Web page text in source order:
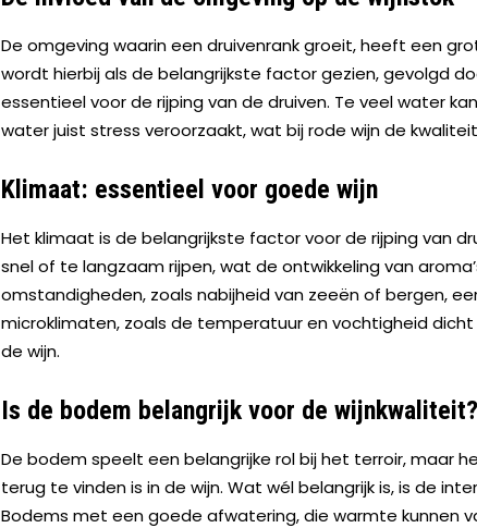
De omgeving waarin een druivenrank groeit, heeft een
wordt hierbij als de belangrijkste factor gezien, gevolgd
essentieel voor de rijping van de druiven. Te veel water
water juist stress veroorzaakt, wat bij rode wijn de
Klimaat: essentieel voor goede wijn
Het klimaat is de belangrijkste factor voor de rijping van
snel of te langzaam rijpen, wat de ontwikkeling van
omstandigheden, zoals nabijheid van zeeën of bergen,
microklimaten, zoals de temperatuur en vochtigheid
de wijn.
Is de bodem belangrijk voor de wijnkwaliteit?
De bodem speelt een belangrijke rol bij het terroir, maar
terug te vinden is in de wijn. Wat wél belangrijk is, is de
Bodems met een goede afwatering, die warmte kunnen